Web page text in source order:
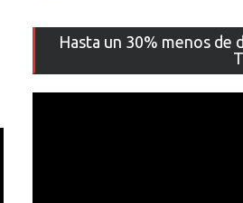
Hasta un 30% menos de